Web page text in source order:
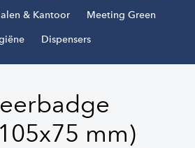
& Kantoor Meeting Green
Dispensers
mm)